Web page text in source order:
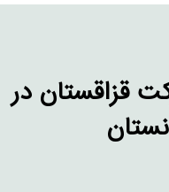
قزاقستان در